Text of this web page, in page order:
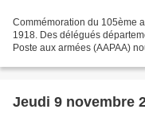
Commémoration du 105ème
1918. Des délégués
Poste aux armées (AAPAA)
Jeudi 9 novembre